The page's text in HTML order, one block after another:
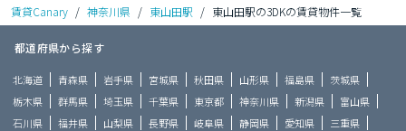
賃貸Canary / 神奈川県 / 東山田駅 / 東山田駅の3DKの賃貸物件一覧
都道府県から探す
北海道 青森県 岩手県 宮城県 秋田県 山形県 福島県
茨城県
栃木県
群馬県 埼玉県 千葉県 東京都 神奈川県 新潟県
富山県
石川県
福井県 山梨県 長野県 岐阜県 静岡県 愛知県
三重県